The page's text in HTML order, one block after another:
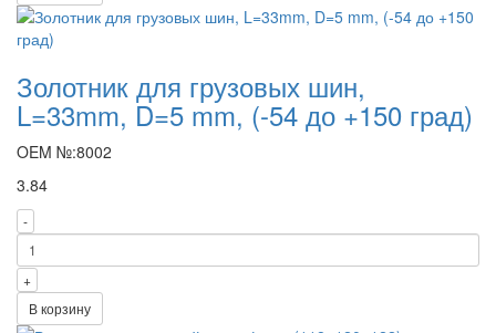
Золотник для грузовых шин,
L=33mm, D=5 mm, (-54 до +150 град)
OEM №:8002
3.84
-
+
В корзину